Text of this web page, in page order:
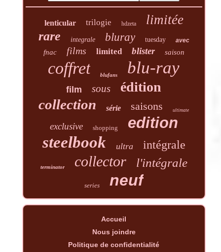
lenticular trilogie hdzeta limitée
rare integrale bluray tuesday avec
fnac films limited blister saison
coffret blufans blu-ray
film sous édition
collection série saisons ultimate
exclusive shopping edition
steelbook ultra intégrale
terminator collector l'intégrale
series neuf
Accueil
Nous joindre
Politique de confidentialité